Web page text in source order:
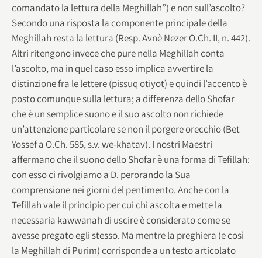
comandato la lettura della Meghillah”) e non sull’ascolto?
Secondo una risposta la componente principale della
Meghillah resta la lettura (Resp. Avnè Nezer O.Ch. II, n. 442).
Altri ritengono invece che pure nella Meghillah conta
l’ascolto, ma in quel caso esso implica avvertire la
distinzione fra le lettere (pissuq otiyot) e quindi l’accento è
posto comunque sulla lettura; a differenza dello Shofar
che è un semplice suono e il suo ascolto non richiede
un’attenzione particolare se non il porgere orecchio (Bet
Yossef a O.Ch. 585, s.v. we-khatav). I nostri Maestri
affermano che il suono dello Shofar è una forma di Tefillah:
con esso ci rivolgiamo a D. perorando la Sua
comprensione nei giorni del pentimento. Anche con la
Tefillah vale il principio per cui chi ascolta e mette la
necessaria kawwanah di uscire è considerato come se
avesse pregato egli stesso. Ma mentre la preghiera (e così
la Meghillah di Purim) corrisponde a un testo articolato